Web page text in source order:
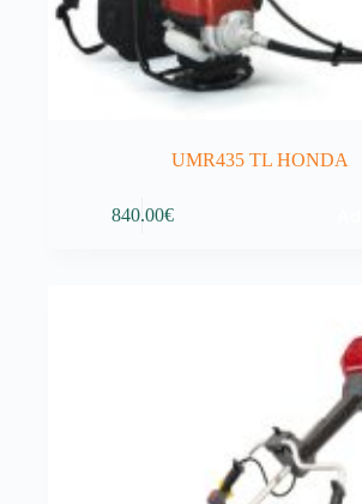
UMR435 TL HONDA
840.00€